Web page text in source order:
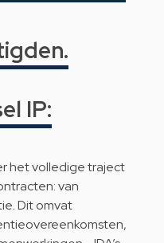
IP:
het volledige traject
van
Dit omvat